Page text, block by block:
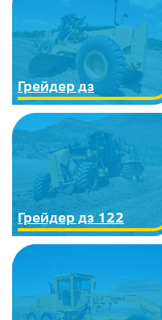
Грейдер дз
Грейдер дз 122